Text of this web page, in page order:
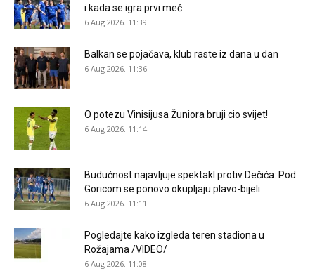
i kada se igra prvi meč
6 Aug 2026. 11:39
Balkan se pojačava, klub raste iz dana u dan
6 Aug 2026. 11:36
O potezu Vinisijusa Žuniora bruji cio svijet!
6 Aug 2026. 11:14
Budućnost najavljuje spektakl protiv Dečića: Pod
Goricom se ponovo okupljaju plavo-bijeli
6 Aug 2026. 11:11
Pogledajte kako izgleda teren stadiona u
Rožajama /VIDEO/
6 Aug 2026. 11:08